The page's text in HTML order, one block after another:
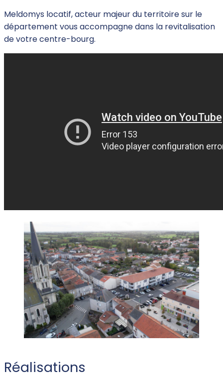
Meldomys locatif, acteur majeur du territoire sur le
département vous accompagne dans la revitalisation
de votre centre-bourg.
Réalisations